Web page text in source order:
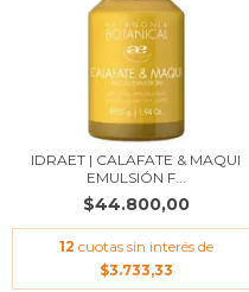
IDRAET | CALAFATE & MAQUI
EMULSIÓN F...
$44.800,00
12 cuotas sin interés de
$3.733,33